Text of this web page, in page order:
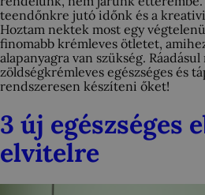
teendőnkre jutó időnk és a
Hoztam nektek most egy
finomabb krémleves ötletet,
alapanyagra van szükség.
zöldségkrémleves egészséges és
rendszeresen készíteni őket!
3 új egészséges
elvitelre